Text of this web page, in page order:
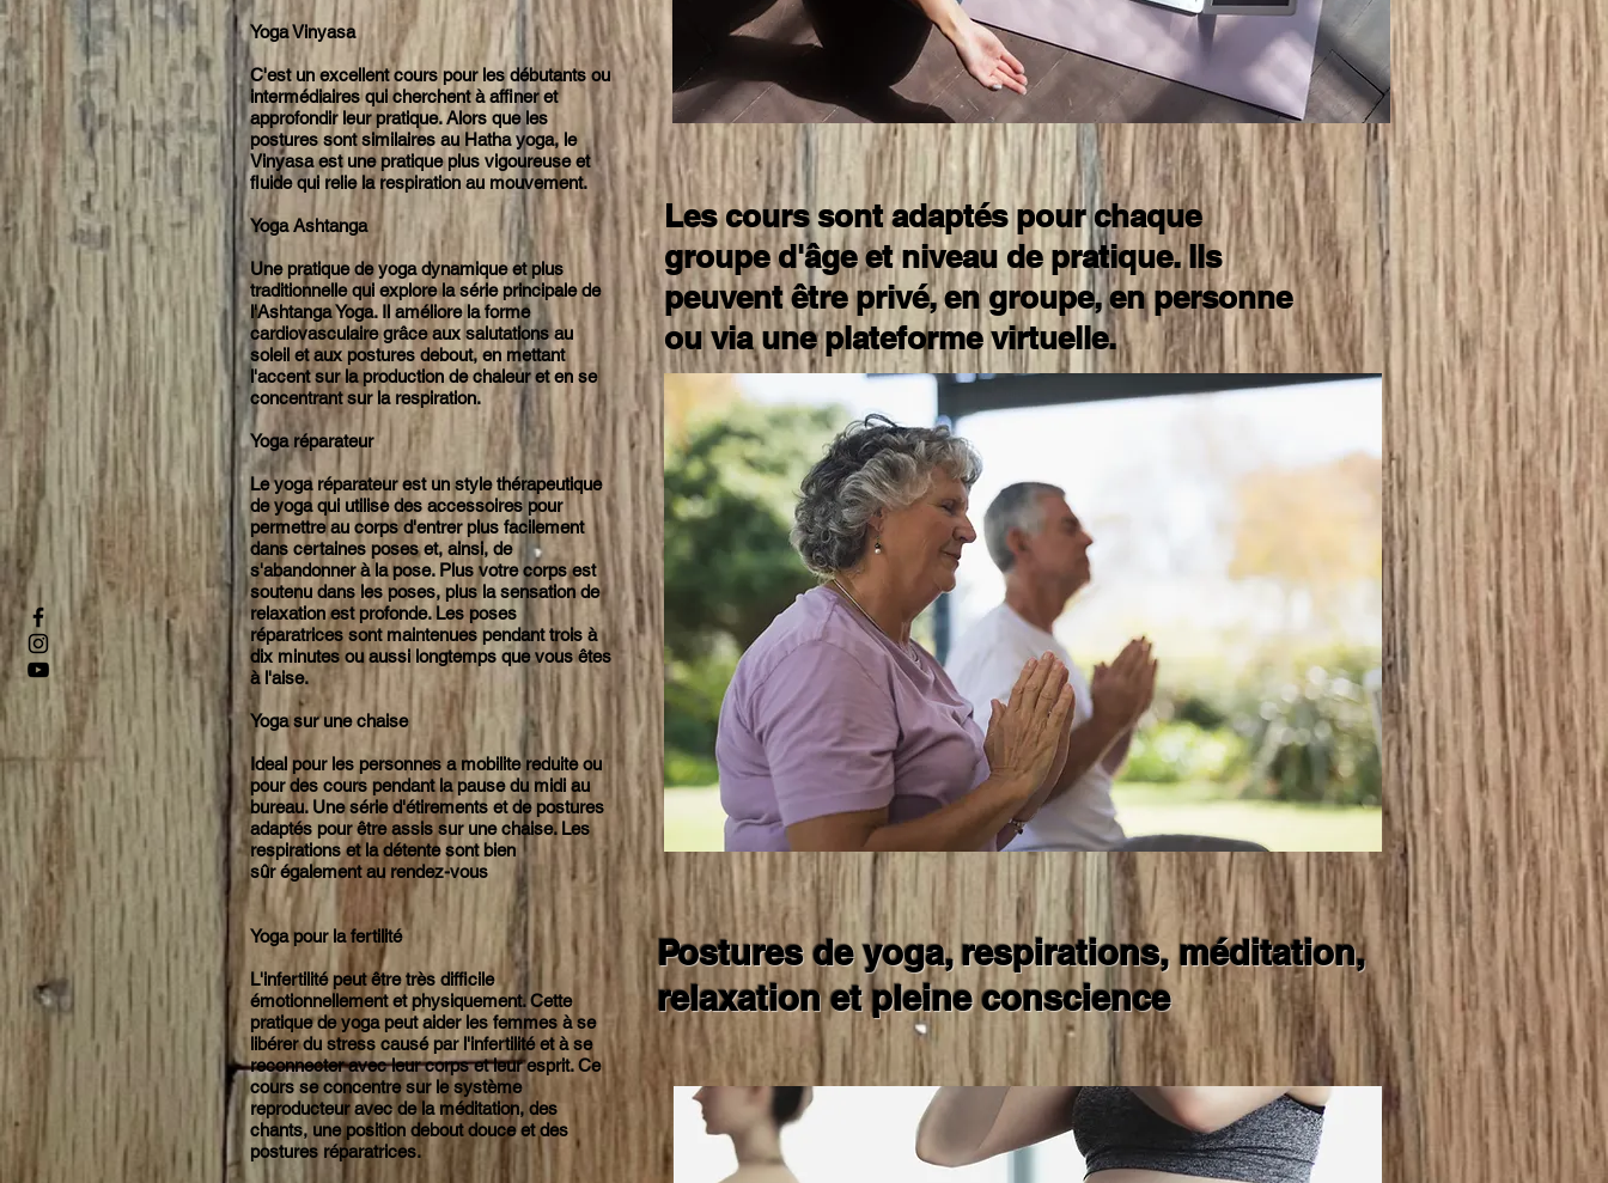
Yoga Vinyasa
C'est un excellent cours pour les débutants ou
intermédiaires qui cherchent à affiner et
approfondir leur pratique. Alors que les
postures sont similaires au Hatha yoga, le
Vinyasa est une pratique plus vigoureuse et
fluide qui relie la respiration au mouvement.
Yoga Ashtanga
Une pratique de yoga dynamique et plus
traditionnelle qui explore la série principale de
l'Ashtanga Yoga. Il améliore la forme
cardiovasculaire grâce aux salutations au
soleil et aux postures debout, en mettant
l'accent sur la production de chaleur et en se
concentrant sur la respiration.
Yoga réparateur
Le yoga réparateur est un style thérapeutique
de yoga qui utilise des accessoires pour
permettre au corps d'entrer plus facilement
dans certaines poses et, ainsi, de
s'abandonner à la pose. Plus votre corps est
soutenu dans les poses, plus la sensation de
relaxation est profonde. Les poses
réparatrices sont maintenues pendant trois à
dix minutes ou aussi longtemps que vous êtes
à l'aise.
Yoga sur une chaise
Ideal pour les personnes a mobilite reduite ou
pour des cours pendant la pause du midi au
bureau. Unesérie d'étirements et de postures
adaptés pourêtreassis sur une chaise. Les
respirations et ladétentesont bien
sûr également au rendez-vous
Yoga pour la fertilité
L'infertilité peut être très difficile
émotionnellement et physiquement. Cette
pratique de yoga peut aider les femmes à se
libérer du stress causé par l'infertilité et à se
reconnecter avec leur corps et leur esprit. Ce
cours se concentre sur le système
reproducteur avec de la méditation, des
chants, une position debout douce et des
postures réparatrices.
Les cours sont adaptés pour chaque
groupe d'âge et niveau de pratique. Ils
peuvent être privé, en groupe, en personne
ou via une plateforme virtuelle.
Postures de yoga, respirations, méditation,
relaxation etpleine conscience